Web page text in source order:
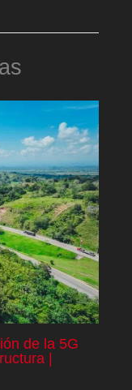
de la 5G
|